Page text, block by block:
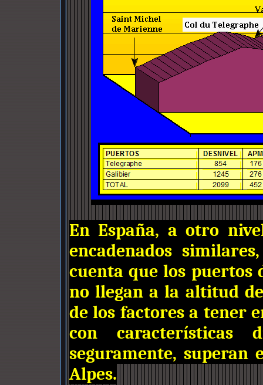
En España, a otro
encadenados
cuenta que los
no llegan a la altitud
de los factores a tener
con características
seguramente,
Alpes.